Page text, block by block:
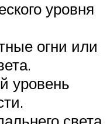
уровня
огни или
уровень